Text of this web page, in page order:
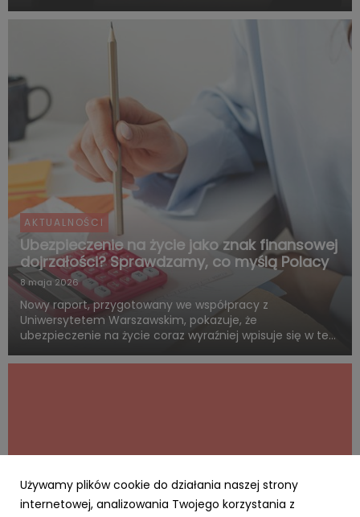
dojrzałości życiowej decydują przede wszystkim:
AKTUALNOŚCI
Ubezpieczenie na życie jako znak finansowej
dojrzałości? Sprawdzamy, co myślą Polacy
8 maja 2026
Nowy raport, przygotowany we współpracy z
Uniwersytetem Warszawskim, pokazuje, że
ubezpieczenie na życie coraz wyraźniej wpisuje się w ten
odpowiedzialność i rozsądne planowanie przyszłości.
Używamy plików cookie do działania naszej strony
internetowej, analizowania Twojego korzystania z